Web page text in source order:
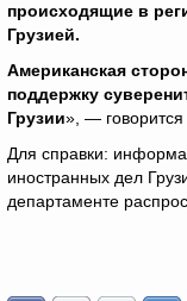
происходящие в
Грузией.
Американская
поддержку
Грузии», —
Для справки:
иностранных дел
департаменте